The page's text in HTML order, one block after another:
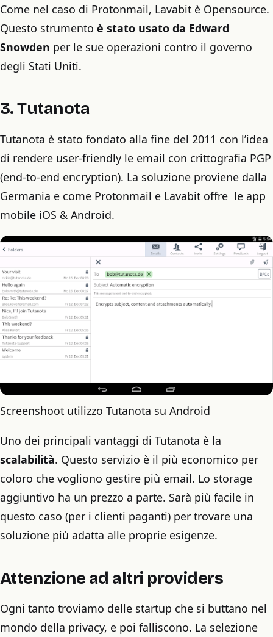
Come nel caso di Protonmail, Lavabit è Opensource.
Questo strumento è stato usato da Edward
Snowden per le sue operazioni contro il governo
degli Stati Uniti.
3. Tutanota
Tutanota è stato fondato alla fine del 2011 con l’idea
di rendere user-friendly le email con crittografia PGP
(end-to-end encryption). La soluzione proviene dalla
Germania e come Protonmail e Lavabit offre le app
mobile iOS & Android.
Screenshoot utilizzo Tutanota su Android
Uno dei principali vantaggi di Tutanota è la
scalabilità. Questo servizio è il più economico per
coloro che vogliono gestire più email. Lo storage
aggiuntivo ha un prezzo a parte. Sarà più facile in
questo caso (per i clienti paganti) per trovare una
soluzione più adatta alle proprie esigenze.
Attenzione ad altri providers
Ogni tanto troviamo delle startup che si buttano nel
mondo della privacy, e poi falliscono. La selezione